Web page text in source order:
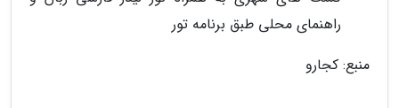
راهنمای محلی طبق برنامه تور
منبع: کجارو